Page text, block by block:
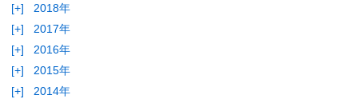
[+]
2018年
[+]
2017年
[+]
2016年
[+]
2015年
[+]
2014年